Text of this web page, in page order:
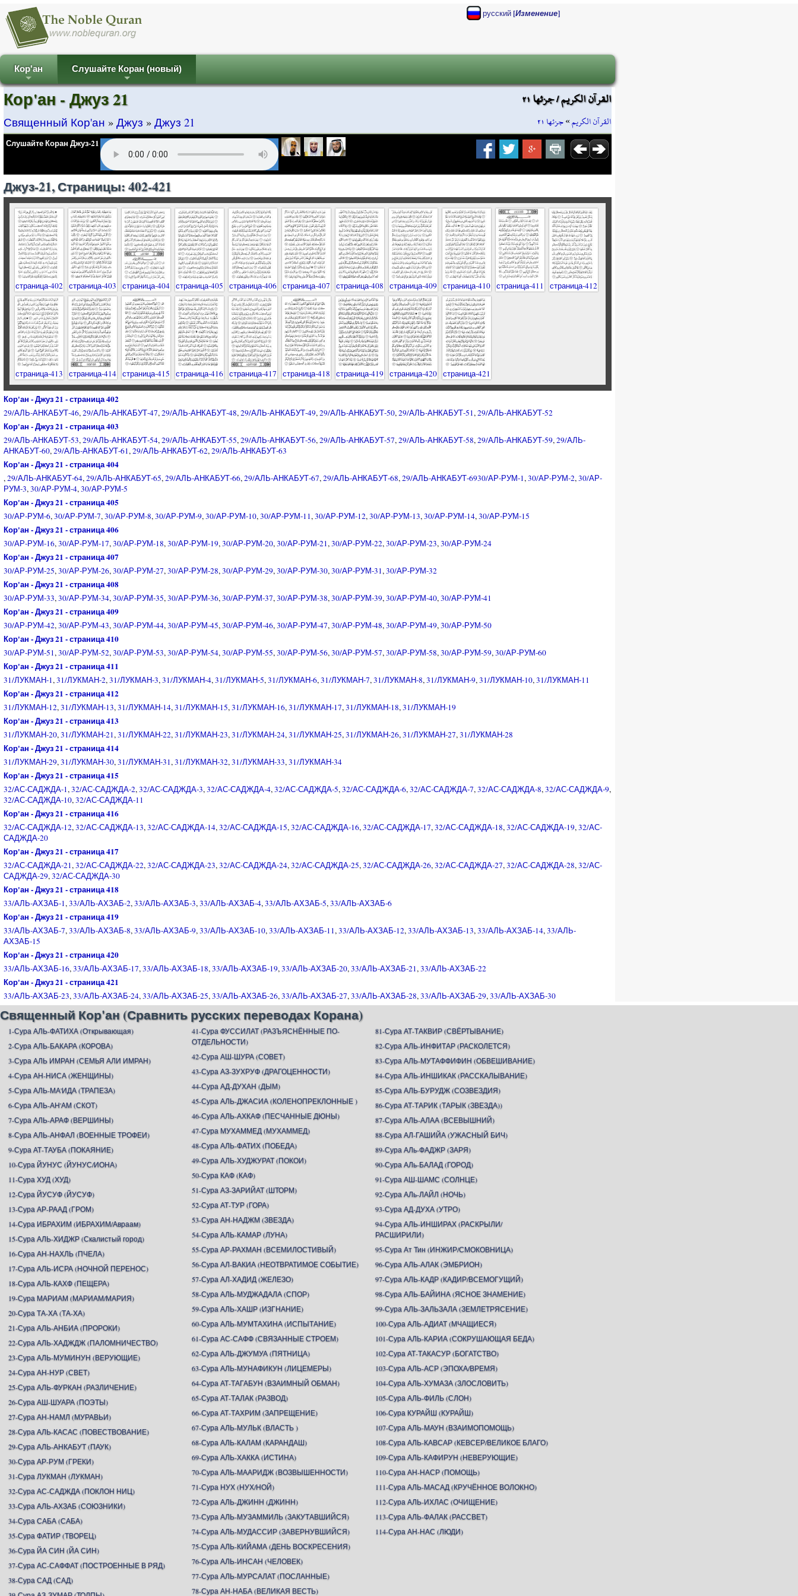
русский[Изменение]
+
Кор'ан
+
Слушайте Коран (новый)
القرآن الكريم / جزئها ٢١
القرآن الكريم»جزئها ٢١
Кор'ан - Джуз 21
Священный Кор'ан » Джуз » Джуз 21
Слушайте Коран Джуз-21
Джуз-21, Страницы: 402-421
страница-402 страница-403 страница-404 страница-405 страница-406 страница-407 страница-408 страница-409 страница-410 страница-411 страница-412
страница-413 страница-414 страница-415 страница-416 страница-417 страница-418 страница-419 страница-420 страница-421
Кор'ан - Джуз 21 - страница 402
29/АЛЬ-АНКАБУТ-46,29/АЛЬ-АНКАБУТ-47,29/АЛЬ-АНКАБУТ-48,29/АЛЬ-АНКАБУТ-49,29/АЛЬ-АНКАБУТ-50,29/АЛЬ-АНКАБУТ-51,29/АЛЬ-АНКАБУТ-52
Кор'ан - Джуз 21 - страница 403
29/АЛЬ-АНКАБУТ-53,29/АЛЬ-АНКАБУТ-54,29/АЛЬ-АНКАБУТ-55,29/АЛЬ-АНКАБУТ-56,29/АЛЬ-АНКАБУТ-57,29/АЛЬ-АНКАБУТ-58,29/АЛЬ-АНКАБУТ-59,29/АЛЬ-
АНКАБУТ-60,29/АЛЬ-АНКАБУТ-61,29/АЛЬ-АНКАБУТ-62,29/АЛЬ-АНКАБУТ-63
Кор'ан - Джуз 21 - страница 404
,29/АЛЬ-АНКАБУТ-64,29/АЛЬ-АНКАБУТ-65,29/АЛЬ-АНКАБУТ-66,29/АЛЬ-АНКАБУТ-67,29/АЛЬ-АНКАБУТ-68,29/АЛЬ-АНКАБУТ-6930/АР-РУМ-1,30/АР-РУМ-2,30/АР-
РУМ-3,30/АР-РУМ-4,30/АР-РУМ-5
Кор'ан - Джуз 21 - страница 405
30/АР-РУМ-6,30/АР-РУМ-7,30/АР-РУМ-8,30/АР-РУМ-9,30/АР-РУМ-10,30/АР-РУМ-11,30/АР-РУМ-12,30/АР-РУМ-13,30/АР-РУМ-14,30/АР-РУМ-15
Кор'ан - Джуз 21 - страница 406
30/АР-РУМ-16,30/АР-РУМ-17,30/АР-РУМ-18,30/АР-РУМ-19,30/АР-РУМ-20,30/АР-РУМ-21,30/АР-РУМ-22,30/АР-РУМ-23,30/АР-РУМ-24
Кор'ан - Джуз 21 - страница 407
30/АР-РУМ-25,30/АР-РУМ-26,30/АР-РУМ-27,30/АР-РУМ-28,30/АР-РУМ-29,30/АР-РУМ-30,30/АР-РУМ-31,30/АР-РУМ-32
Кор'ан - Джуз 21 - страница 408
30/АР-РУМ-33,30/АР-РУМ-34,30/АР-РУМ-35,30/АР-РУМ-36,30/АР-РУМ-37,30/АР-РУМ-38,30/АР-РУМ-39,30/АР-РУМ-40,30/АР-РУМ-41
Кор'ан - Джуз 21 - страница 409
30/АР-РУМ-42,30/АР-РУМ-43,30/АР-РУМ-44,30/АР-РУМ-45,30/АР-РУМ-46,30/АР-РУМ-47,30/АР-РУМ-48,30/АР-РУМ-49,30/АР-РУМ-50
Кор'ан - Джуз 21 - страница 410
30/АР-РУМ-51,30/АР-РУМ-52,30/АР-РУМ-53,30/АР-РУМ-54,30/АР-РУМ-55,30/АР-РУМ-56,30/АР-РУМ-57,30/АР-РУМ-58,30/АР-РУМ-59,30/АР-РУМ-60
Кор'ан - Джуз 21 - страница 411
31/ЛУКМАН-1,31/ЛУКМАН-2,31/ЛУКМАН-3,31/ЛУКМАН-4,31/ЛУКМАН-5,31/ЛУКМАН-6,31/ЛУКМАН-7,31/ЛУКМАН-8,31/ЛУКМАН-9,31/ЛУКМАН-10,31/ЛУКМАН-11
Кор'ан - Джуз 21 - страница 412
31/ЛУКМАН-12,31/ЛУКМАН-13,31/ЛУКМАН-14,31/ЛУКМАН-15,31/ЛУКМАН-16,31/ЛУКМАН-17,31/ЛУКМАН-18,31/ЛУКМАН-19
Кор'ан - Джуз 21 - страница 413
31/ЛУКМАН-20,31/ЛУКМАН-21,31/ЛУКМАН-22,31/ЛУКМАН-23,31/ЛУКМАН-24,31/ЛУКМАН-25,31/ЛУКМАН-26,31/ЛУКМАН-27,31/ЛУКМАН-28
Кор'ан - Джуз 21 - страница 414
31/ЛУКМАН-29,31/ЛУКМАН-30,31/ЛУКМАН-31,31/ЛУКМАН-32,31/ЛУКМАН-33,31/ЛУКМАН-34
Кор'ан - Джуз 21 - страница 415
32/АС-САДЖДА-1,32/АС-САДЖДА-2,32/АС-САДЖДА-3,32/АС-САДЖДА-4,32/АС-САДЖДА-5,32/АС-САДЖДА-6,32/АС-САДЖДА-7,32/АС-САДЖДА-8,32/АС-САДЖДА-9,
32/АС-САДЖДА-10,32/АС-САДЖДА-11
Кор'ан - Джуз 21 - страница 416
32/АС-САДЖДА-12,32/АС-САДЖДА-13,32/АС-САДЖДА-14,32/АС-САДЖДА-15,32/АС-САДЖДА-16,32/АС-САДЖДА-17,32/АС-САДЖДА-18,32/АС-САДЖДА-19,32/АС-
САДЖДА-20
Кор'ан - Джуз 21 - страница 417
32/АС-САДЖДА-21,32/АС-САДЖДА-22,32/АС-САДЖДА-23,32/АС-САДЖДА-24,32/АС-САДЖДА-25,32/АС-САДЖДА-26,32/АС-САДЖДА-27,32/АС-САДЖДА-28,32/АС-
САДЖДА-29,32/АС-САДЖДА-30
Кор'ан - Джуз 21 - страница 418
33/АЛЬ-АХЗАБ-1,33/АЛЬ-АХЗАБ-2,33/АЛЬ-АХЗАБ-3,33/АЛЬ-АХЗАБ-4,33/АЛЬ-АХЗАБ-5,33/АЛЬ-АХЗАБ-6
Кор'ан - Джуз 21 - страница 419
33/АЛЬ-АХЗАБ-7,33/АЛЬ-АХЗАБ-8,33/АЛЬ-АХЗАБ-9,33/АЛЬ-АХЗАБ-10,33/АЛЬ-АХЗАБ-11,33/АЛЬ-АХЗАБ-12,33/АЛЬ-АХЗАБ-13,33/АЛЬ-АХЗАБ-14,33/АЛЬ-
АХЗАБ-15
Кор'ан - Джуз 21 - страница 420
33/АЛЬ-АХЗАБ-16,33/АЛЬ-АХЗАБ-17,33/АЛЬ-АХЗАБ-18,33/АЛЬ-АХЗАБ-19,33/АЛЬ-АХЗАБ-20,33/АЛЬ-АХЗАБ-21,33/АЛЬ-АХЗАБ-22
Кор'ан - Джуз 21 - страница 421
33/АЛЬ-АХЗАБ-23,33/АЛЬ-АХЗАБ-24,33/АЛЬ-АХЗАБ-25,33/АЛЬ-АХЗАБ-26,33/АЛЬ-АХЗАБ-27,33/АЛЬ-АХЗАБ-28,33/АЛЬ-АХЗАБ-29,33/АЛЬ-АХЗАБ-30
Священный Кор'ан (Сравнить русских переводах Корана)
1-Сура АЛЬ-ФАТИХА (Открывающая)
2-Сура АЛЬ-БАКАРА (КОРОВА)
3-Сура АЛЬ ИМРАН (СЕМЬЯ АЛИ ИМРАН)
4-Сура АН-НИСА (ЖЕНЩИНЫ)
5-Сура АЛЬ-МА'ИДА (ТРАПЕЗА)
6-Сура АЛЬ-АН'АМ (СКОТ)
7-Сура АЛЬ-АРАФ (ВЕРШИНЫ)
8-Сура АЛЬ-АНФАЛ (ВОЕННЫЕ ТРОФЕИ)
9-Сура АТ-ТАУБА (ПОКАЯНИЕ)
10-Сура ЙУНУС (ЙУНУС/ИОНА)
11-Сура ХУД (ХУД)
12-Сура ЙУСУФ (ЙУСУФ)
13-Сура АР-РААД (ГРОМ)
14-Сура ИБРАХИМ (ИБРАХИМ/Авраам)
15-Сура АЛЬ-ХИДЖР (Скалистый город)
16-Сура АН-НАХЛЬ (ПЧЕЛА)
17-Сура АЛЬ-ИСРА (НОЧНОЙ ПЕРЕНОС)
18-Сура АЛЬ-КАХФ (ПЕЩЕРА)
19-Сура МАРИАМ (МАРИАМ/МАРИЯ)
20-Сура ТА-ХА (ТА-ХА)
21-Сура АЛЬ-АНБИА (ПРОРОКИ)
22-Сура АЛЬ-ХАДЖДЖ (ПАЛОМНИЧЕСТВО)
23-Сура АЛЬ-МУМИНУН (ВЕРУЮЩИЕ)
24-Сура АН-НУР (СВЕТ)
25-Сура АЛЬ-ФУРКАН (РАЗЛИЧЕНИЕ)
26-Сура АШ-ШУАРА (ПОЭТЫ)
27-Сура АН-НАМЛ (МУРАВЬИ)
28-Сура АЛЬ-КАСАС (ПОВЕСТВОВАНИЕ)
29-Сура АЛЬ-АНКАБУТ (ПАУК)
30-Сура АР-РУМ (ГРЕКИ)
31-Сура ЛУКМАН (ЛУКМАН)
32-Сура АС-САДЖДА (ПОКЛОН НИЦ)
33-Сура АЛЬ-АХЗАБ (СОЮЗНИКИ)
34-Сура САБА (САБА)
35-Сура ФАТИР (ТВОРЕЦ)
36-Сура ЙА СИН (ЙА СИН)
37-Сура АС-САФФАТ (ПОСТРОЕННЫЕ В РЯД)
38-Сура САД (САД)
41-Сура ФУССИЛАТ (РАЗЪЯСНЁННЫЕ ПО-
ОТДЕЛЬНОСТИ)
42-Сура АШ-ШУРА (СОВЕТ)
43-Сура АЗ-ЗУХРУФ (ДРАГОЦЕННОСТИ)
44-Сура АД-ДУХАН (ДЫМ)
45-Сура АЛЬ-ДЖАСИА (КОЛЕНОПРЕКЛОННЫЕ )
46-Сура АЛЬ-АХКАФ (ПЕСЧАННЫЕ ДЮНЫ)
47-Сура МУХАММЕД (МУХАММЕД)
48-Сура АЛЬ-ФАТИХ (ПОБЕДА)
49-Сура АЛЬ-ХУДЖУРАТ (ПОКОИ)
50-Сура КАФ (КАФ)
51-Сура АЗ-ЗАРИЙАТ (ШТОРМ)
52-Сура АТ-ТУР (ГОРА)
53-Сура АН-НАДЖМ (ЗВЕЗДА)
54-Сура АЛЬ-КАМАР (ЛУНА)
55-Сура АР-РАХМАН (ВСЕМИЛОСТИВЫЙ)
56-Сура АЛ-ВАКИА (НЕОТВРАТИМОЕ СОБЫТИЕ)
57-Сура АЛ-ХАДИД (ЖЕЛЕЗО)
58-Сура АЛЬ-МУДЖАДАЛА (СПОР)
59-Сура АЛЬ-ХАШР (ИЗГНАНИЕ)
60-Сура АЛЬ-МУМТАХИНА (ИСПЫТАНИЕ)
61-Сура АС-САФФ (СВЯЗАННЫЕ СТРОЕМ)
62-Сура АЛЬ-ДЖУМУА (ПЯТНИЦА)
63-Сура АЛЬ-МУНАФИКУН (ЛИЦЕМЕРЫ)
64-Сура АТ-ТАГАБУН (ВЗАИМНЫЙ ОБМАН)
65-Сура АТ-ТАЛАК (РАЗВОД)
66-Сура АТ-ТАХРИМ (ЗАПРЕЩЕНИЕ)
67-Сура АЛЬ-МУЛЬК (ВЛАСТЬ )
68-Сура АЛЬ-КАЛАМ (КАРАНДАШ)
69-Сура АЛЬ-ХАККА (ИСТИНА)
70-Сура АЛЬ-МААРИДЖ (ВОЗВЫШЕННОСТИ)
71-Сура НУХ (НУХ/НОЙ)
72-Сура АЛЬ-ДЖИНН (ДЖИНН)
73-Сура АЛЬ-МУЗАММИЛЬ (ЗАКУТАВШИЙСЯ)
74-Сура АЛЬ-МУДАССИР (ЗАВЕРНУВШИЙСЯ)
75-Сура АЛЬ-КИЙАМА (ДЕНЬ ВОСКРЕСЕНИЯ)
76-Сура АЛЬ-ИНСАН (ЧЕЛОВЕК)
77-Сура АЛЬ-МУРСАЛАТ (ПОСЛАННЫЕ)
78-Сура АН-НАБА (ВЕЛИКАЯ ВЕСТЬ)
81-Сура АТ-ТАКВИР (СВЁРТЫВАНИЕ)
82-Сура АЛЬ-ИНФИТАР (РАСКОЛЕТСЯ)
83-Сура АЛЬ-МУТАФФИФИН (ОБВЕШИВАНИЕ)
84-Сура АЛЬ-ИНШИКАК (РАССКАЛЫВАНИЕ)
85-Сура АЛЬ-БУРУДЖ (СОЗВЕЗДИЯ)
86-Сура АТ-ТАРИК (ТАРЫК (ЗВЕЗДА))
87-Сура АЛЬ-АЛАА (ВСЕВЫШНИЙ)
88-Сура АЛ-ГАШИЙА (УЖАСНЫЙ БИЧ)
89-Сура АЛь-ФАДЖР (ЗАРЯ)
90-Сура АЛь-БАЛАД (ГОРОД)
91-Сура АШ-ШАМС (СОЛНЦЕ)
92-Сура АЛь-ЛАЙЛ (НОЧЬ)
93-Сура АД-ДУХА (УТРО)
94-Сура АЛЬ-ИНШИРАХ (РАСКРЫЛИ/
РАСШИРИЛИ)
95-Сура Ат Тин (ИНЖИР/СМОКОВНИЦА)
96-Сура АЛЬ-АЛАК (ЭМБРИОН)
97-Сура АЛЬ-КАДР (КАДИР/ВСЕМОГУЩИЙ)
98-Сура АЛЬ-БАЙИНА (ЯСНОЕ ЗНАМЕНИЕ)
99-Сура АЛЬ-ЗАЛЬЗАЛА (ЗЕМЛЕТРЯСЕНИЕ)
100-Сура АЛЬ-АДИАТ (МЧАЩИЕСЯ)
101-Сура АЛЬ-КАРИА (СОКРУШАЮЩАЯ БЕДА)
102-Сура АТ-ТАКАСУР (БОГАТСТВО)
103-Сура АЛЬ-АСР (ЭПОХА/ВРЕМЯ)
104-Сура АЛЬ-ХУМАЗА (ЗЛОСЛОВИТЬ)
105-Сура АЛЬ-ФИЛЬ (СЛОН)
106-Сура КУРАЙШ (КУРАЙШ)
107-Сура АЛЬ-МАУН (ВЗАИМОПОМОЩЬ)
108-Сура АЛЬ-КАВСАР (КЕВСЕР/ВЕЛИКОЕ БЛАГО)
109-Сура АЛЬ-КАФИРУН (НЕВЕРУЮЩИЕ)
110-Сура АН-НАСР (ПОМОЩЬ)
111-Сура АЛЬ-МАСАД (КРУЧЁННОЕ ВОЛОКНО)
112-Сура АЛЬ-ИХЛАС (ОЧИЩЕНИЕ)
113-Сура АЛЬ-ФАЛАК (РАССВЕТ)
114-Сура АН-НАС (ЛЮДИ)